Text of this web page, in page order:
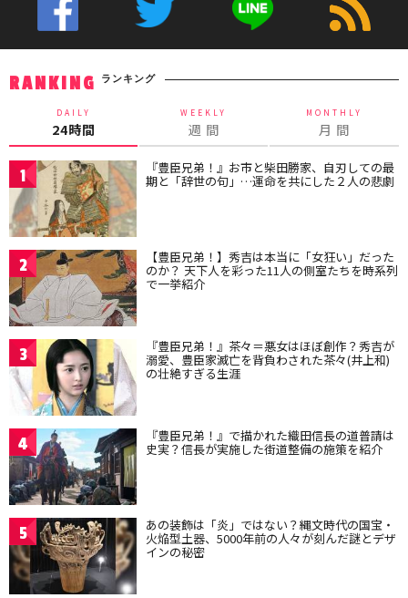
RANKING ランキング
DAILY
24時間
WEEKLY
週 間
MONTHLY
月 間
1 『豊臣兄弟！』お市と柴田勝家、自刃しての最
期と「辞世の句」…運命を共にした２人の悲劇
2 【豊臣兄弟！】秀吉は本当に「女狂い」だった
のか？ 天下人を彩った11人の側室たちを時系列
で一挙紹介
3 『豊臣兄弟！』茶々＝悪女はほぼ創作？秀吉が
溺愛、豊臣家滅亡を背負わされた茶々(井上和)
の壮絶すぎる生涯
4 『豊臣兄弟！』で描かれた織田信長の道普請は
史実？信長が実施した街道整備の施策を紹介
5 あの装飾は「炎」ではない？縄文時代の国宝・
火焔型土器、5000年前の人々が刻んだ謎とデザ
インの秘密